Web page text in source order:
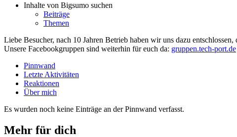
Inhalte von Bigsumo suchen
Beiträge
Themen
Liebe Besucher, nach 10 Jahren Betrieb haben wir uns dazu
Unsere Facebookgruppen sind weiterhin für euch da: gruppen.tech-port.de
Pinnwand
Letzte Aktivitäten
Reaktionen
Über mich
Es wurden noch keine Einträge an der Pinnwand verfasst.
Mehr für dich